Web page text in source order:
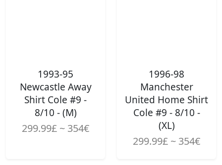
1993-95
Newcastle Away
Shirt Cole #9 -
8/10 - (M)
299.99£ ~ 354€
1996-98
Manchester
United Home Shirt
Cole #9 - 8/10 -
(XL)
299.99£ ~ 354€